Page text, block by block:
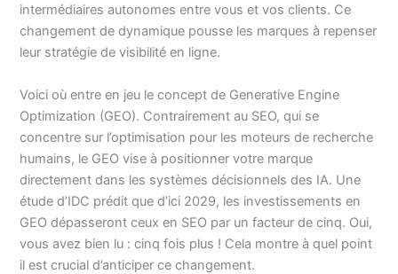
intermédiaires autonomes entre vous et vos clients. Ce
changement de dynamique pousse les marques à repenser
leur stratégie de visibilité en ligne.
Voici où entre en jeu le concept de Generative Engine
Optimization (GEO). Contrairement au SEO, qui se
concentre sur l’optimisation pour les moteurs de recherche
humains, le GEO vise à positionner votre marque
directement dans les systèmes décisionnels des IA. Une
étude d’IDC prédit que d’ici 2029, les investissements en
GEO dépasseront ceux en SEO par un facteur de cinq. Oui,
vous avez bien lu : cinq fois plus ! Cela montre à quel point
il est crucial d’anticiper ce changement.